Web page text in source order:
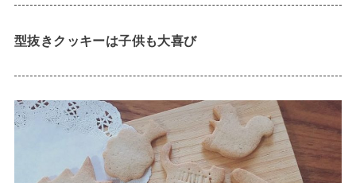
型抜きクッキーは子供も大喜び